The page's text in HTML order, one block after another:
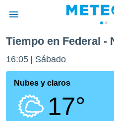
de
ha
Tiempo en Federal -
16:05 Sábado
Nubes y claros
17°